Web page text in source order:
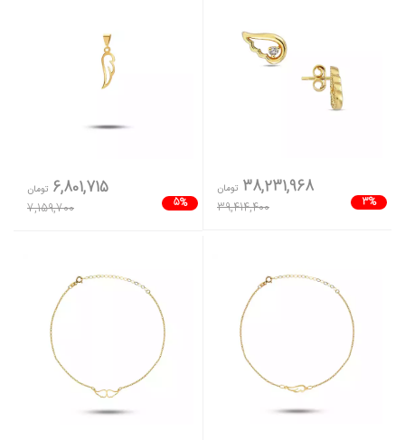
3%
38,231,968 تومان
39,414,400
5%
6,801,715 تومان
7,159,700